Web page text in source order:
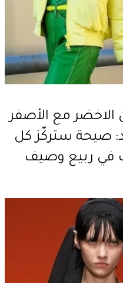
الاخضر مع الأصفر
صيحة ستركّز كل
في ربيع وصيف